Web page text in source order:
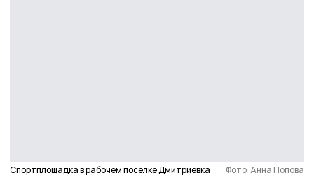
Спортплощадка в рабочем посёлке Дмитриевка Фото: Анна Попова